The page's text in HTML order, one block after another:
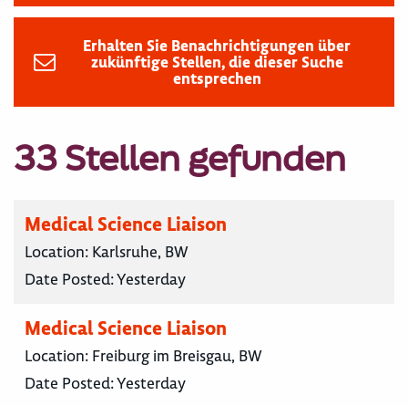
Erhalten Sie Benachrichtigungen über
zukünftige Stellen, die dieser Suche
entsprechen
33 Stellen gefunden
Medical Science Liaison
Location: Karlsruhe, BW
Date Posted:Yesterday
Medical Science Liaison
Location: Freiburg im Breisgau, BW
Date Posted:Yesterday